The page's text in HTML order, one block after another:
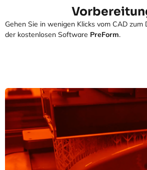
Gehen Sie in wenigen Klicks vom CAD zum
der kostenlosen Software PreForm.